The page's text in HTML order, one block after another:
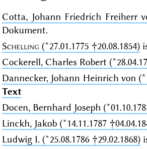
Cotta, Johann Friedrich Freiherr
Dokument.
Schelling (*27.01.1775 †20.08.1854)
Cockerell, Charles Robert
Dannecker, Johann Heinrich von
Text
Docen, Bernhard Joseph
Linckh, Jakob (*14.11.1787
Ludwig I. (*25.08.1786 †29.02.1868)